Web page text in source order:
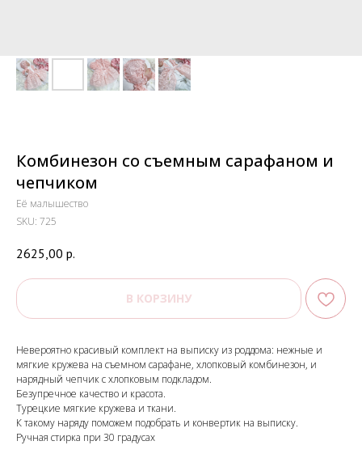
Комбинезон со съемным сарафаном и
чепчиком
Её малышество
SKU: 725
2625,00 р.
В КОРЗИНУ
Невероятно красивый комплект на выписку из роддома: нежные и
мягкие кружева на съемном сарафане, хлопковый комбинезон, и
нарядный чепчик с хлопковым подкладом.
Безупречное качество и красота.
Турецкие мягкие кружева и ткани.
К такому наряду поможем подобрать и конвертик на выписку.
Ручная стирка при 30 градусах